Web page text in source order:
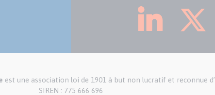
est une association loi de 1901 à but non lucratif et reconnue d’
SIREN : 775 666 696